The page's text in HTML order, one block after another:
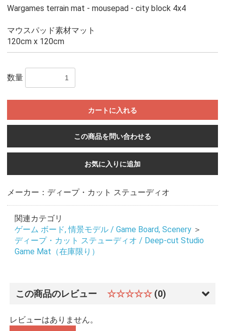
Wargames terrain mat - mousepad - city block 4x4
マウスパッド素材マット
120cm x 120cm
数量
カートに入れる
この商品を問い合わせる
お気に入りに追加
メーカー：ディープ・カット ステューディオ
関連カテゴリ
ゲーム ボード, 情景モデル / Game Board, Scenery ＞
ディープ・カット ステューディオ / Deep-cut Studio
Game Mat（在庫限り）
この商品のレビュー ☆☆☆☆☆ (0)
レビューはありません。